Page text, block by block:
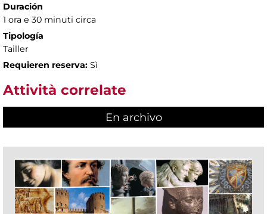
Duración
1 ora e 30 minuti circa
Tipología
Tailler
Requieren reserva: Sì
Attività correlate
En archivo